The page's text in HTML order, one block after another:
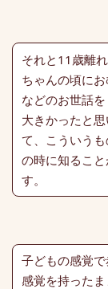
それと11歳離
ちゃんの頃に
などのお世話
大きかったと
て、こういう
の時に知るこ
す。
子どもの感覚
感覚を持った